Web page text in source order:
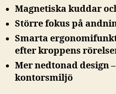
Magnetiska kuddar
Större fokus på
Smarta
efter kroppens
Mer nedtonad design
kontorsmiljö